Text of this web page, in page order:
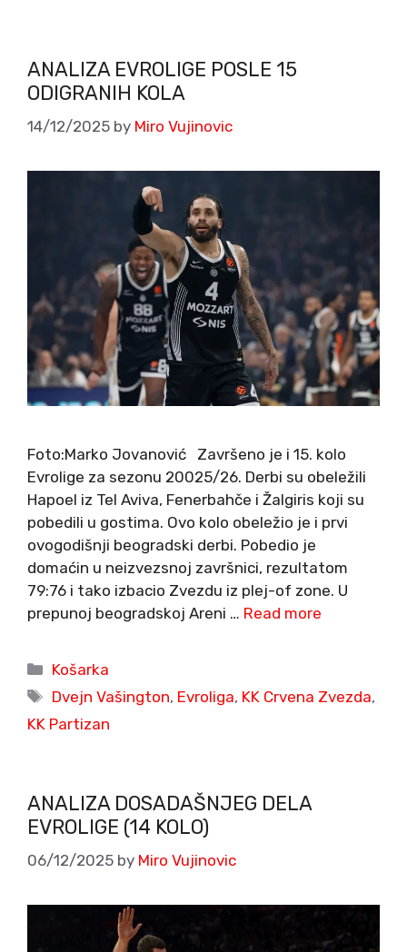
ANALIZA EVROLIGE POSLE 15
ODIGRANIH KOLA
14/12/2025 by Miro Vujinovic
Foto:Marko Jovanović Završeno je i 15. kolo
Evrolige za sezonu 20025/26. Derbi su obeležili
Hapoel iz Tel Aviva, Fenerbahče i Žalgiris koji su
pobedili u gostima. Ovo kolo obeležio je i prvi
ovogodišnji beogradski derbi. Pobedio je
domaćin u neizvezsnoj završnici, rezultatom
79:76 i tako izbacio Zvezdu iz plej-of zone. U
prepunoj beogradskoj Areni … Read more
Categories
Košarka
Tags
Dvejn Vašington, Evroliga, KK Crvena Zvezda,
KK Partizan
ANALIZA DOSADAŠNJEG DELA
EVROLIGE (14 KOLO)
06/12/2025 by Miro Vujinovic